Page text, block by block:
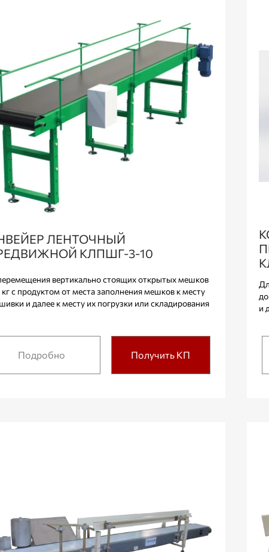
ЛЕНТОЧНЫЙ
КЛПШГ-3-10
вертикально стоящих открытых мешков
кг с продуктом от места заполнения мешков к месту
и далее к месту их погрузки или складирования
Подробно Получить КП
и